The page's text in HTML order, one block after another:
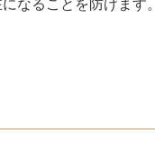
なることを防げます。